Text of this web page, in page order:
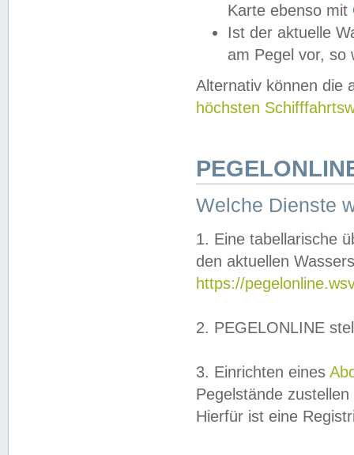
Karte ebenso mit
Ist der aktuelle
am Pegel vor,
Alternativ können die
höchsten
Welche Dienste
1. Eine tabellarische
den aktuellen
https://
2. PEGELONLINE
3. Einrichten eines
Pegelstände
Hierfür ist eine